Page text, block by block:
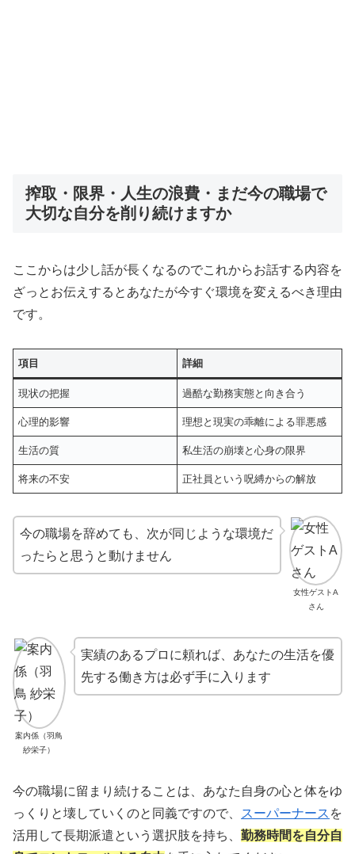
搾取・限界・人生の浪費・まだ今の職場で
大切な自分を削り続けますか
ここからは少し話が長くなるのでこれからお話する内容を
ざっとお伝えするとあなたが今すぐ環境を変えるべき理由
です。
項目 詳細
現状の把握 過酷な勤務実態と向き合う
心理的影響 理想と現実の乖離による罪悪感
生活の質 私生活の崩壊と心身の限界
将来の不安 正社員という呪縛からの解放
女性ゲストA
さん
今の職場を辞めても、次が同じような環境だ
ったらと思うと動けません
案内係（羽鳥
紗栄子）
実績のあるプロに頼れば、あなたの生活を優
先する働き方は必ず手に入ります
今の職場に留まり続けることは、あなた自身の心と体をゆ
っくりと壊していくのと同義ですので、
スーパーナース を
活用して長期派遣という選択肢を持ち、 勤務時間を自分自